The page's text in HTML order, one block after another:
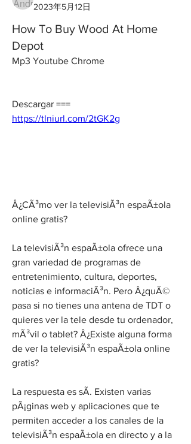
2023年5月12日
How To Buy Wood At Home
Depot
Mp3 Youtube Chrome
https://tlniurl.com/2tGK2g
Â¿CÃ³mo ver la televisiÃ³n espaÃ±ola
online gratis?
La televisiÃ³n espaÃ±ola ofrece una
gran variedad de programas de
entretenimiento, cultura, deportes,
noticias e informaciÃ³n. Pero Â¿quÃ©
pasa si no tienes una antena de TDT o
quieres ver la tele desde tu ordenador,
mÃ³vil o tablet? Â¿Existe alguna forma
de ver la televisiÃ³n espaÃ±ola online
gratis?
La respuesta es sÃ­. Existen varias
pÃ¡ginas web y aplicaciones que te
permiten acceder a los canales de la
televisiÃ³n espaÃ±ola en directo y a la